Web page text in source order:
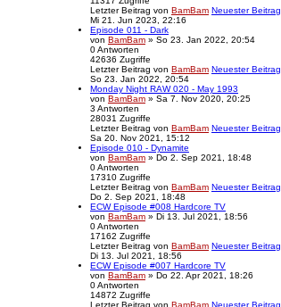
Letzter Beitrag von BamBam Neuester Beitrag
Mi 21. Jun 2023, 22:16
Episode 011 - Dark
von BamBam » So 23. Jan 2022, 20:54
0Antworten
42636 Zugriffe
Letzter Beitrag von BamBam Neuester Beitrag
So 23. Jan 2022, 20:54
Monday Night RAW 020 - May 1993
von BamBam » Sa 7. Nov 2020, 20:25
3 Antworten
28031 Zugriffe
Letzter Beitrag von BamBam Neuester Beitrag
Sa 20. Nov 2021, 15:12
Episode 010 - Dynamite
von BamBam » Do 2. Sep 2021, 18:48
0Antworten
17310 Zugriffe
Letzter Beitrag von BamBam Neuester Beitrag
Do 2. Sep 2021, 18:48
ECW Episode #008 Hardcore TV
von BamBam » Di 13. Jul 2021, 18:56
0Antworten
17162 Zugriffe
Letzter Beitrag von BamBam Neuester Beitrag
Di 13. Jul 2021, 18:56
ECW Episode #007 Hardcore TV
von BamBam » Do 22. Apr 2021, 18:26
0Antworten
14872 Zugriffe
Letzter Beitrag von BamBam Neuester Beitrag